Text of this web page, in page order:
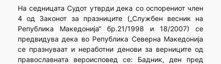
На седницата Судот утврди дека со оспорениот член
4 од Законот за празниците („Службен весник на
Република Македонија“ бр.21/1998 и 18/2007) се
предвидува дека во Република Северна Македонија
се празнуваат и неработни денови за верниците од
православната вероисповед се: Бадник, ден пред